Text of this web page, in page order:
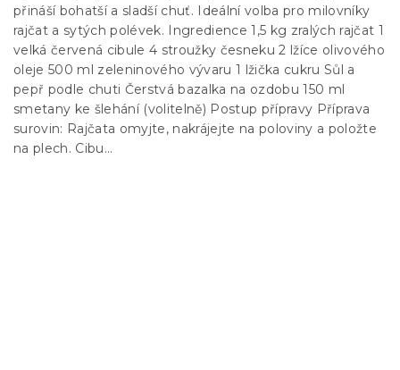
přináší bohatší a sladší chuť. Ideální volba pro milovníky
rajčat a sytých polévek. Ingredience 1,5 kg zralých rajčat 1
velká červená cibule 4 stroužky česneku 2 lžíce olivového
oleje 500 ml zeleninového vývaru 1 lžička cukru Sůl a
pepř podle chuti Čerstvá bazalka na ozdobu 150 ml
smetany ke šlehání (volitelně) Postup přípravy Příprava
surovin: Rajčata omyjte, nakrájejte na poloviny a položte
na plech. Cibu...